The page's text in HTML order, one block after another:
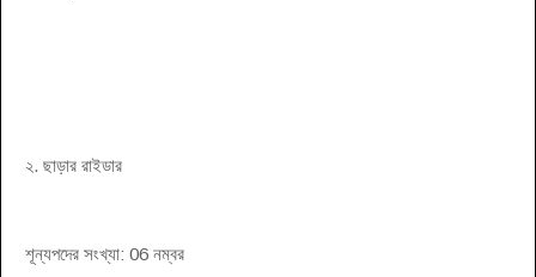
২. ছাড়ার রাইডার
শূন্যপদের সংখ্যা: 06 নম্বর